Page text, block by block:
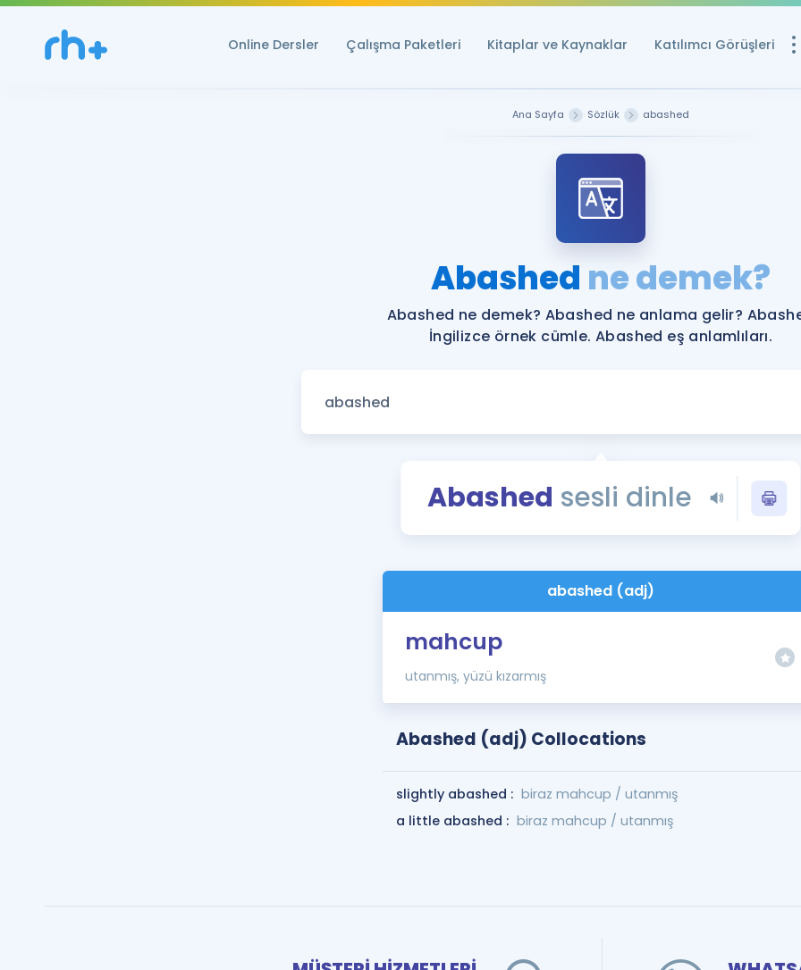
Online Dersler Çalışma Paketleri Kitaplar ve Kaynaklar Katılımcı Görüşleri
YDS ve YÖKDİL
YDS ve YÖKDİL'e
Tüm ÖSYM
YDS - YÖKDİL
İngilizce Gramer
Ana Sayfa Sözlük abashed
Abashed ne demek?
Abashed ne demek? Abashed ne anlama gelir?
İngilizce örnek cümle. Abashed eş anlamlıları.
Abashed sesli dinle
abashed (adj)
mahcup
utanmış, yüzü kızarmış
Abashed (adj) Collocations
slightly abashed : biraz mahcup / utanmış
a little abashed : biraz mahcup / utanmış